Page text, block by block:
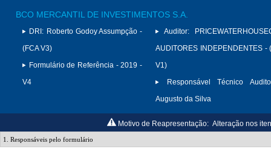
BCO MERCANTIL DE INVESTIMENTOS S.A.
DRI: Roberto Godoy Assumpção -
(FCA V3)
Formulário de Referência - 2019 -
V4
Auditor:
AUDITORES INDEPENDENTES -
V1)
Responsável Técnico
Augusto da Silva
Motivo de Reapresentação: Alteração nos